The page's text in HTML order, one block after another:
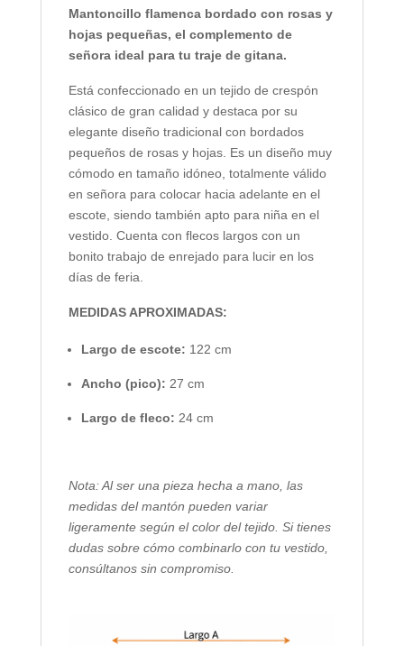
Mantoncillo flamenca bordado con rosas y
hojas pequeñas, el complemento de
señora ideal para tu traje de gitana.
Está confeccionado en un tejido de crespón
clásico de gran calidad y destaca por su
elegante diseño tradicional con bordados
pequeños de rosas y hojas. Es un diseño muy
cómodo en tamaño idóneo, totalmente válido
en señora para colocar hacia adelante en el
escote, siendo también apto para niña en el
vestido. Cuenta con flecos largos con un
bonito trabajo de enrejado para lucir en los
días de feria.
MEDIDAS APROXIMADAS:
Largo de escote: 122 cm
Ancho (pico): 27 cm
Largo de fleco: 24 cm
Nota: Al ser una pieza hecha a mano, las
medidas del mantón pueden variar
ligeramente según el color del tejido. Si tienes
dudas sobre cómo combinarlo con tu vestido,
consúltanos sin compromiso.